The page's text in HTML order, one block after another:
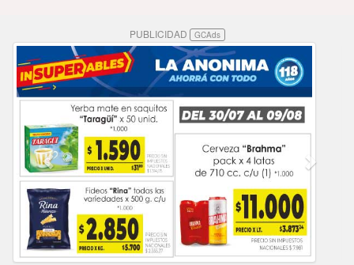
PUBLICIDAD GCAds